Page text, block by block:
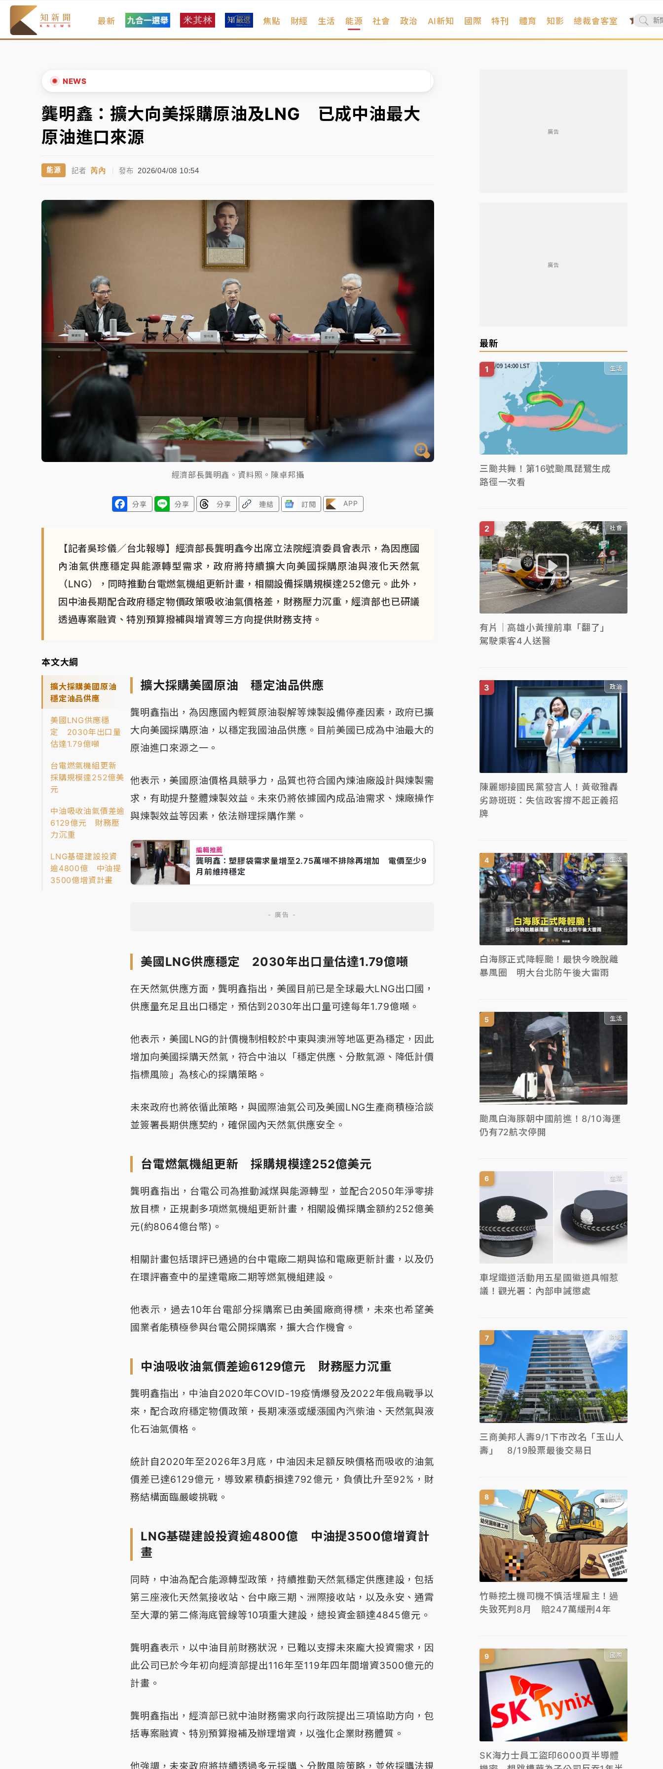
最新 焦點 財經 生活 能源 社會 政治 AI新知 國際 特刊 體育 知影 總裁會客室
NEWS
韓股最壞時期已過？大摩估去槓桿完成逾半 波動率降至2個月低
「白海豚」雨炸新北！通報109件災情 侯友宜揭這類災損最多
白海豚挾豪雨狂炸新北！時雨量破百毫米 水塔、雨棚砸落毀車
日職｜ 林安可狀態正好卻因左膝疼痛下二軍 日媒感嘆「好事多磨」
「白海豚」雨炸新北！通報109件災情 侯友宜揭這類災損最多
白海豚挾豪雨狂炸新北！時雨量破百毫米 水塔、雨棚砸落毀車
▲
▼
龔明鑫：擴大向美採購原油及LNG 已成中油最大
原油進口來源
能源 記者 芮內 | 發布 2026/04/08 10:54
經濟部長龔明鑫。資料照。陳卓邦攝
分享 分享 分享 連結 訂閱 APP
【記者吳珍儀／台北報導】經濟部長龔明鑫今出席立法院經濟委員會表示，為因應國
內油氣供應穩定與能源轉型需求，政府將持續擴大向美國採購原油與液化天然氣
（LNG），同時推動台電燃氣機組更新計畫，相關設備採購規模達252億元。此外，
因中油長期配合政府穩定物價政策吸收油氣價格差，財務壓力沉重，經濟部也已研議
透過專案融資、特別預算撥補與增資等三方向提供財務支持。
本文大綱
擴大採購美國原油
穩定油品供應
美國LNG供應穩
定 2030年出口量
估達1.79億噸
台電燃氣機組更新
採購規模達252億美
元
中油吸收油氣價差逾
6129億元 財務壓
力沉重
LNG基礎建設投資
逾4800億 中油提
3500億增資計畫
擴大採購美國原油 穩定油品供應
龔明鑫指出，為因應國內輕質原油裂解等煉製設備停產因素，政府已擴
大向美國採購原油，以穩定我國油品供應。目前美國已成為中油最大的
原油進口來源之一。
他表示，美國原油價格具競爭力，品質也符合國內煉油廠設計與煉製需
求，有助提升整體煉製效益。未來仍將依據國內成品油需求、煉廠操作
與煉製效益等因素，依法辦理採購作業。
編輯推薦
龔明鑫：塑膠袋需求量增至2.75萬噸不排除再增加 電價至少9
月前維持穩定
美國LNG供應穩定 2030年出口量估達1.79億噸
在天然氣供應方面，龔明鑫指出，美國目前已是全球最大LNG出口國，
供應量充足且出口穩定，預估到2030年出口量可達每年1.79億噸。
他表示，美國LNG的計價機制相較於中東與澳洲等地區更為穩定，因此
增加向美國採購天然氣，符合中油以「穩定供應、分散氣源、降低計價
指標風險」為核心的採購策略。
未來政府也將依循此策略，與國際油氣公司及美國LNG生產商積極洽談
並簽署長期供應契約，確保國內天然氣供應安全。
台電燃氣機組更新 採購規模達252億美元
龔明鑫指出，台電公司為推動減煤與能源轉型，並配合2050年淨零排
放目標，正規劃多項燃氣機組更新計畫，相關設備採購金額約252億美
元(約8064億台幣)。
相關計畫包括環評已通過的台中電廠二期與協和電廠更新計畫，以及仍
在環評審查中的星達電廠二期等燃氣機組建設。
他表示，過去10年台電部分採購案已由美國廠商得標，未來也希望美
國業者能積極參與台電公開採購案，擴大合作機會。
中油吸收油氣價差逾6129億元 財務壓力沉重
龔明鑫指出，中油自2020年COVID-19疫情爆發及2022年俄烏戰爭以
來，配合政府穩定物價政策，長期凍漲或緩漲國內汽柴油、天然氣與液
化石油氣價格。
統計自2020年至2026年3月底，中油因未足額反映價格而吸收的油氣
價差已達6129億元，導致累積虧損達792億元，負債比升至92%，財
務結構面臨嚴峻挑戰。
LNG基礎建設投資逾4800億 中油提3500億增資計
畫
同時，中油為配合能源轉型政策，持續推動天然氣穩定供應建設，包括
第三座液化天然氣接收站、台中廠三期、洲際接收站，以及永安、通霄
至大潭的第二條海底管線等10項重大建設，總投資金額達4845億元。
龔明鑫表示，以中油目前財務狀況，已難以支撐未來龐大投資需求，因
此公司已於今年初向經濟部提出116年至119年四年間增資3500億元的
計畫。
龔明鑫指出，經濟部已就中油財務需求向行政院提出三項協助方向，包
括專案融資、特別預算撥補及辦理增資，以強化企業財務體質。
他強調，未來政府將持續透過多元採購、分散風險策略，並依採購法規
廣告
廣告
最新
生活
三颱共舞！第16號颱風琵鷺生成
路徑一次看
社會
有片｜高雄小黃撞前車「翻了」
駕駛乘客4人送醫
政治
陳麗娜接國民黨發言人！黃敬雅轟
劣跡斑斑：失信政客撐不起正義招
牌
生活
白海豚正式降輕颱！最快今晚脫離
暴風圈 明大台北防午後大雷雨
生活
颱風白海豚朝中國前進！8/10海運
仍有72航次停開
生活
車埕鐵道活動用五星國徽道具帽惹
議！觀光署：內部申誡懲處
財經
三商美邦人壽9/1下市改名「玉山人
壽」 8/19股票最後交易日
社會
竹縣挖土機司機不慎活埋雇主！過
失致死判8月 賠247萬緩刑4年
國際
SK海力士員工盜印6000頁半導體